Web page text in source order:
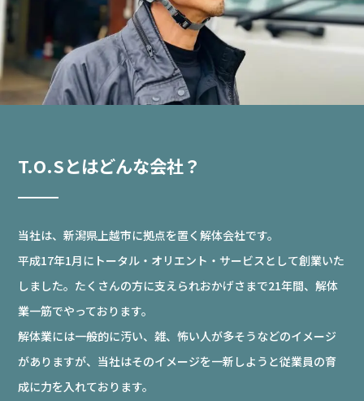
T.O.Sとはどんな会社？
当社は、新潟県上越市に拠点を置く解体会社です。
平成17年1月にトータル・オリエント・サービスとして創業いた
しました。たくさんの方に支えられおかげさまで21年間、解体
業一筋でやっております。
解体業には一般的に汚い、雑、怖い人が多そうなどのイメージ
がありますが、当社はそのイメージを一新しようと従業員の育
成に力を入れております。